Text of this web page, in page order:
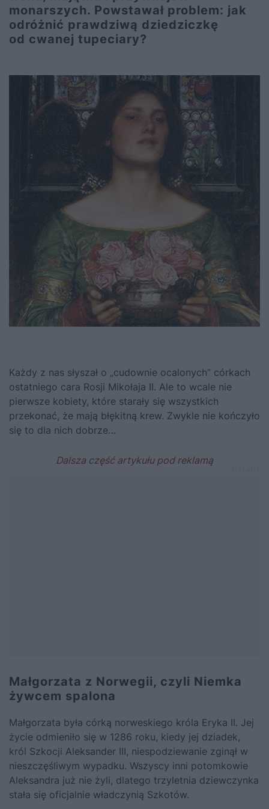
monarszych. Powstawał problem: jak
odróżnić prawdziwą dziedziczkę
od cwanej tupeciary?
Każdy z nas słyszał o „cudownie ocalonych” córkach
ostatniego cara Rosji Mikołaja II. Ale to wcale nie
pierwsze kobiety, które starały się wszystkich
przekonać, że mają błękitną krew. Zwykle nie kończyło
się to dla nich dobrze…
Małgorzata z Norwegii, czyli Niemka
żywcem spalona
Małgorzata była córką norweskiego króla Eryka II. Jej
życie odmieniło się w 1286 roku, kiedy jej dziadek,
król Szkocji Aleksander III, niespodziewanie zginął w
nieszczęśliwym wypadku. Wszyscy inni potomkowie
Aleksandra już nie żyli, dlatego trzyletnia dziewczynka
stała się oficjalnie władczynią Szkotów.